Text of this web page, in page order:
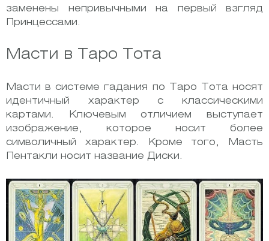
заменены непривычными на первый взгляд
Принцессами.
Масти в Таро Тота
Масти в системе гадания по Таро Тота носят
идентичный характер с классическими
картами. Ключевым отличием выступает
изображение, которое носит более
символичный характер. Кроме того, Масть
Пентакли носит название Диски.